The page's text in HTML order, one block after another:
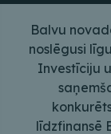
Balvu
noslēgusi
Investīciju
līdzfinansē